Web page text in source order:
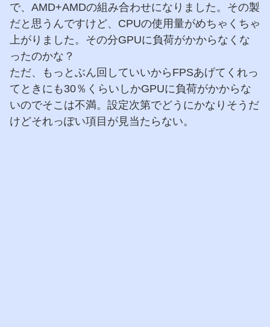
で、AMD+AMDの組み合わせになりました。その製
だと思うんですけど、CPUの使用量がめちゃくちゃ
上がりました。その分GPUに負荷がかからなくな
ったのかな？
ただ、もっとぶん回していいからFPSあげてくれっ
てときにも30％くらいしかGPUに負荷がかからな
いのでそこは不満。設定次第でどうにかなりそうだ
けどそれっぽい項目が見当たらない。